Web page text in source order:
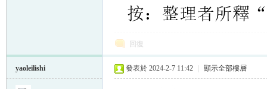
回復
yaoleilishi 發表於 2024-2-7 11:42 顯示全部樓層